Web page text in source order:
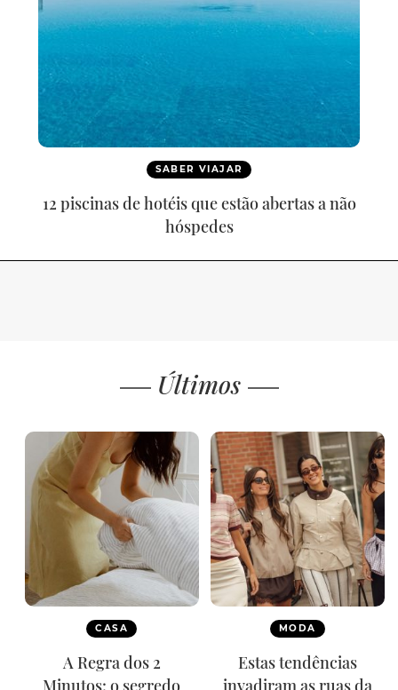
SABER VIAJAR
12 piscinas de hotéis que estão abertas a não
hóspedes
Últimos
CASA
A Regra dos 2
Minutos: o segredo
MODA
Estas tendências
invadiram as ruas da